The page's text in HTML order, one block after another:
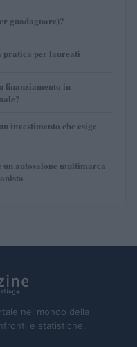
guadagnare)?
per laureati
finanziamento in
investimento che esige
autosalone multimarca
nel mondo della
e statistiche.